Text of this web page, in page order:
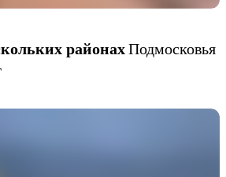
районахПодмосковья